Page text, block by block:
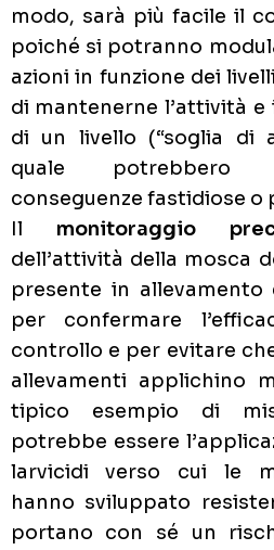
modo, sarà più facile il
poiché si potranno
azioni in funzione dei
di mantenerne l’attività
di un livello (“soglia di
quale potrebbero
conseguenze fastidiose o
Il monitoraggio
dell’attività della mosca
presente in allevamento
per confermare
controllo e per evitare
allevamenti applichino
tipico esempio di
potrebbe essere
larvicidi verso cui le
hanno sviluppato
portano con sé un